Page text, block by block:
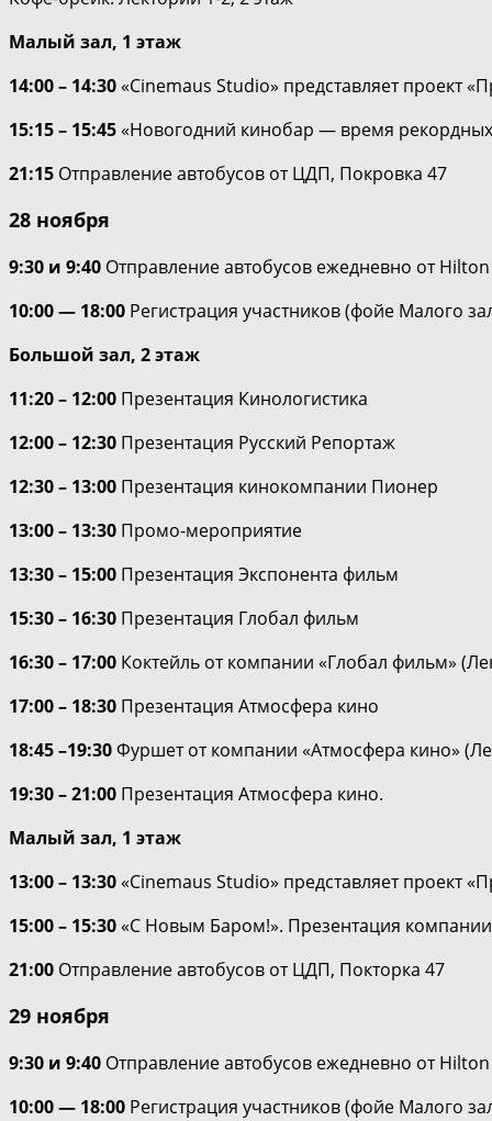
Малый зал, 1 этаж
14:00 – 14:30«Cinemaus Studio» представляет проект
15:15 – 15:45«Новогодний кинобар — время
21:15 Отправление автобусов от ЦДП, Покровка 47
28 ноября
9:30 и 9:40 Отправление автобусов ежедневно от
10:00 — 18:00 Регистрация участников (фойе Малого
Большой зал, 2 этаж
11:20 – 12:00 Презентация Кинологистика
12:00 – 12:30 Презентация Русский Репортаж
12:30 – 13:00 Презентация кинокомпании Пионер
13:00 – 13:30 Промо-мероприятие
13:30 – 15:00 Презентация Экспонента фильм
15:30 – 16:30 Презентация Глобал фильм
16:30 – 17:00 Коктейль от компании «Глобал фильм»
17:00 – 18:30 Презентация Атмосфера кино
18:45 –19:30Фуршет от компании «Атмосфера кино»
19:30 – 21:00 Презентация Атмосфера кино.
Малый зал, 1 этаж
13:00 – 13:30«Cinemaus Studio» представляет проект
15:00 – 15:30«С Новым Баром!». Презентация компании
21:00 Отправление автобусов от ЦДП, Покторка 47
29 ноября
9:30 и 9:40 Отправление автобусов ежедневно от
10:00 — 18:00 Регистрация участников (фойе Малого